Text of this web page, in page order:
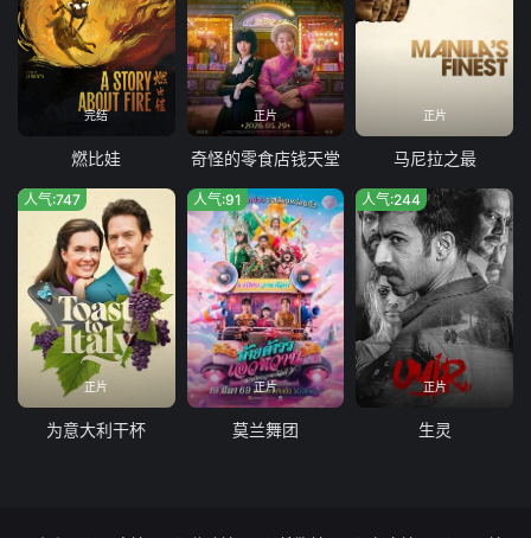
完结
燃比娃
正片
奇怪的零食店钱天堂
正片
马尼拉之最
正片
人气:747
为意大利干杯
正片
人气:91
莫兰舞团
正片
人气:244
生灵